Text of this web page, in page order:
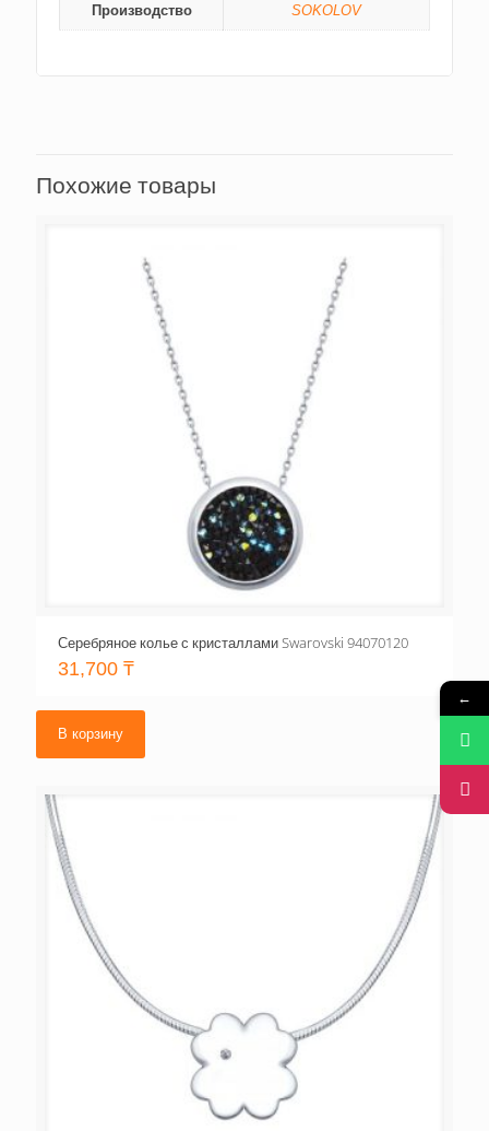
Производство SOKOLOV
Похожие товары
Серебряное колье с кристаллами Swarovski 94070120
31,700 ₸
В корзину
←